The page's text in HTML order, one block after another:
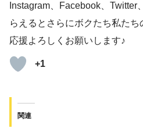
Instagram、Facebook、Twitter
らえるとさらにボクたち私た
応援よろしくお願いします♪
+1
関連